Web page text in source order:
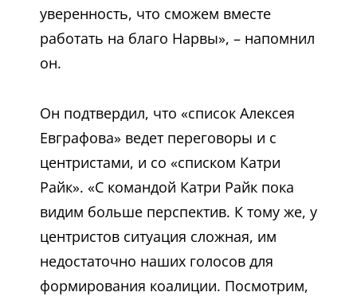
уверенность, что сможем вместе
работать на благо Нарвы», – напомнил
он.
Он подтвердил, что «список Алексея
Евграфова» ведет переговоры и с
центристами, и со «списком Катри
Райк». «С командой Катри Райк пока
видим больше перспектив. К тому же, у
центристов ситуация сложная, им
недостаточно наших голосов для
формирования коалиции. Посмотрим,